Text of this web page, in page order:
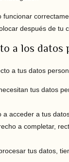
después de tu
a los datos
a tus datos
tus datos
acceder a tus
a completar,
tus datos,